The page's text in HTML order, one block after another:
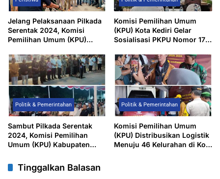
Jelang Pelaksanaan Pilkada
Serentak 2024, Komisi
Pemilihan Umum (KPU)
Laksanakan Giat
Pemusnahan 189 Lembar
Surat Suara Rusak
Komisi Pemilihan Umum
(KPU) Kota Kediri Gelar
Sosialisasi PKPU Nomor 17
Sirekap
Politik & Pemerintahan
Sambut Pilkada Serentak
2024, Komisi Pemilihan
Umum (KPU) Kabupaten
Lintas Agama
Politik & Pemerintahan
Komisi Pemilihan Umum
(KPU) Distribusikan Logistik
Menuju 46 Kelurahan di Kota
Tinggalkan Balasan